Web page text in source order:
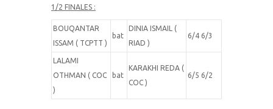
1/2 FINALES :
BOUQANTAR
ISSAM ( TCPTT )
bat
DINIA ISMAIL (
RIAD )
6/4 6/3
LALAMI
OTHMAN ( COC
)
bat
KARAKHI REDA (
COC )
6/5 6/2